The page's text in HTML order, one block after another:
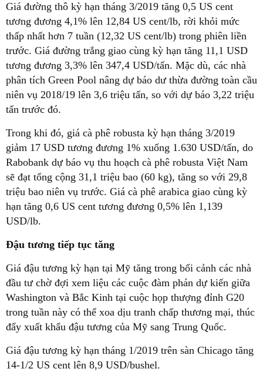
Giá đường thô kỳ hạn tháng 3/2019 tăng 0,5 US cent
tương đương 4,1% lên 12,84 US cent/lb, rời khỏi mức
thấp nhất hơn 7 tuần (12,32 US cent/lb) trong phiên liền
trước. Giá đường trắng giao cùng kỳ hạn tăng 11,1 USD
tương đương 3,3% lên 347,4 USD/tấn. Mặc dù, các nhà
phân tích Green Pool nâng dự báo dư thừa đường toàn cầu
niên vụ 2018/19 lên 3,6 triệu tấn, so với dự báo 3,22 triệu
tấn trước đó.
Trong khi đó, giá cà phê robusta kỳ hạn tháng 3/2019
giảm 17 USD tương đương 1% xuống 1.630 USD/tấn, do
Rabobank dự báo vụ thu hoạch cà phê robusta Việt Nam
sẽ đạt tổng cộng 31,1 triệu bao (60 kg), tăng so với 29,8
triệu bao niên vụ trước. Giá cà phê arabica giao cùng kỳ
hạn tăng 0,6 US cent tương đương 0,5% lên 1,139
USD/lb.
Đậu tương tiếp tục tăng
Giá đậu tương kỳ hạn tại Mỹ tăng trong bối cảnh các nhà
đầu tư chờ đợi xem liệu các cuộc đàm phán dự kiến giữa
Washington và Bắc Kinh tại cuộc họp thượng đỉnh G20
trong tuần này có thể xoa dịu tranh chấp thương mại, thúc
đẩy xuất khẩu đậu tương của Mỹ sang Trung Quốc.
Giá đậu tương kỳ hạn tháng 1/2019 trên sàn Chicago tăng
14-1/2 US cent lên 8,9 USD/bushel.